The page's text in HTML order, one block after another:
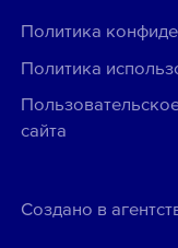
Политика
Политика
сайта
Создано в